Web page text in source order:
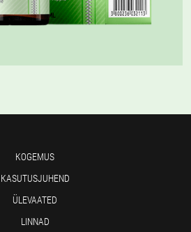
KOGEMUS
KASUTUSJUHEND
ÜLEVAATED
LINNAD